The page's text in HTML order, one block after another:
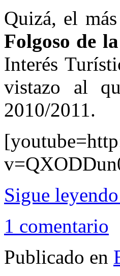
Quizá, el
Folgoso de
Interés
vistazo al
2010/2011.
Sigue leyendo
1 comentario
Publicado en